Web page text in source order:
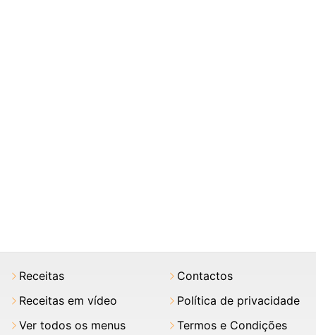
Receitas
Receitas em vídeo
Ver todos os menus
Contactos
Política de privacidade
Termos e Condições